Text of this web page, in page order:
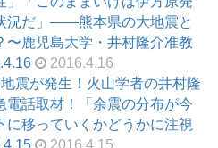
況だ」――熊本県の大地震と
〜鹿児島大学・井村隆介准教
2016.4.16
震が発生！火山学者の井村隆
電話取材！「余震の分布が今
に移っていくかどうかに注視